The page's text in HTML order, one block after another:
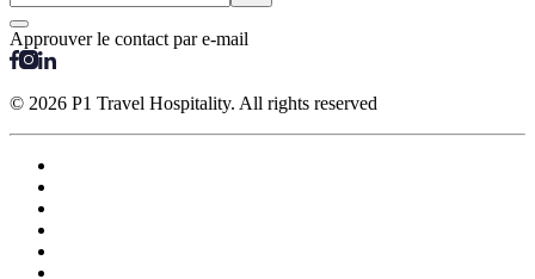
Approuver le contact par e-mail
© 2026 P1 Travel Hospitality. All rights reserved